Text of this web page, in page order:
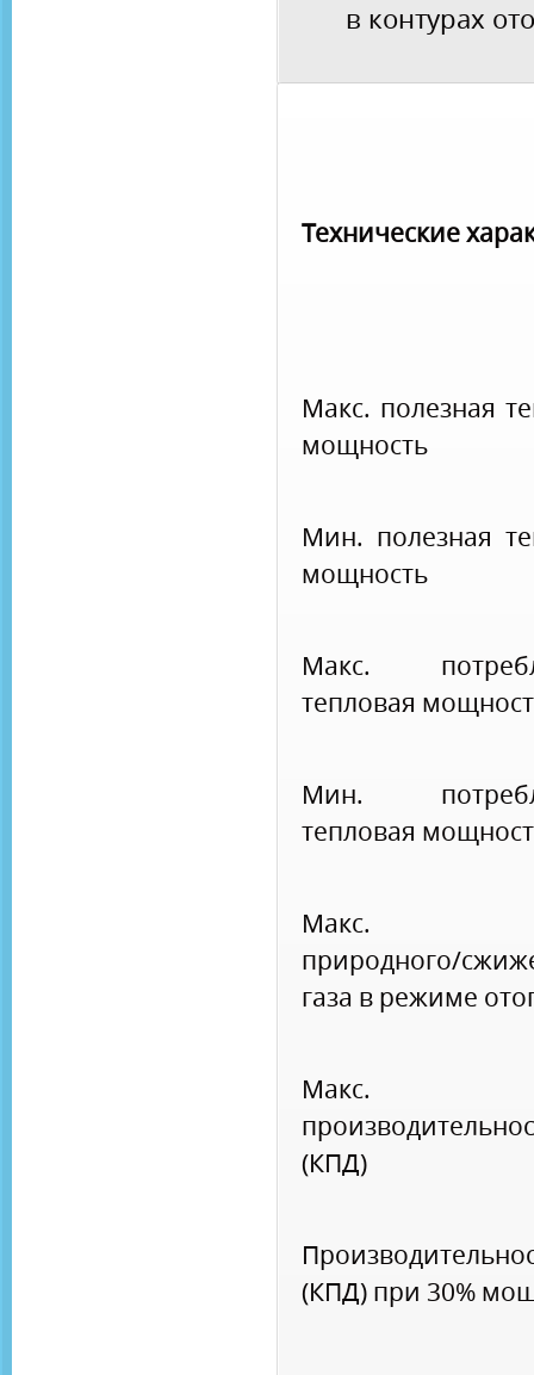
в контурах
Технические
Макс. полезная
мощность
Мин. полезная
мощность
Макс.
тепловая
Мин.
тепловая
Макс.
природного/
газа в режиме
Макс.
(КПД)
(КПД) при 30%